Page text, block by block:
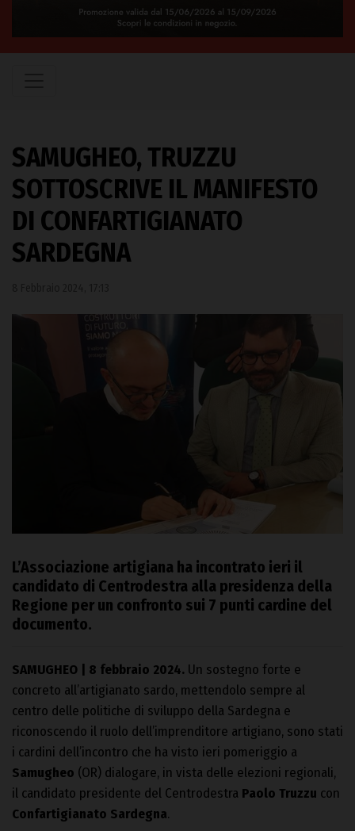
SAMUGHEO, TRUZZU
SOTTOSCRIVE IL MANIFESTO
DI CONFARTIGIANATO
SARDEGNA
L’Associazione artigiana ha incontrato ieri il
candidato di Centrodestra alla presidenza della
Regione per un confronto sui 7 punti cardine del
documento.
SAMUGHEO | 8 febbraio 2024. Un sostegno forte e
concreto all’artigianato sardo, mettendolo sempre al
centro delle politiche di sviluppo della Sardegna e
riconoscendo il ruolo dell’imprenditore artigiano, sono stati
i cardini dell’incontro che ha visto ieri pomeriggio a
Samugheo (OR) dialogare, in vista delle elezioni regionali,
il candidato presidente del Centrodestra Paolo Truzzu con
Confartigianato Sardegna.